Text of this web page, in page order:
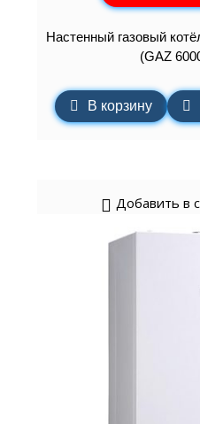
Настенный газовый
(GAZ
В корзину
Добавить в